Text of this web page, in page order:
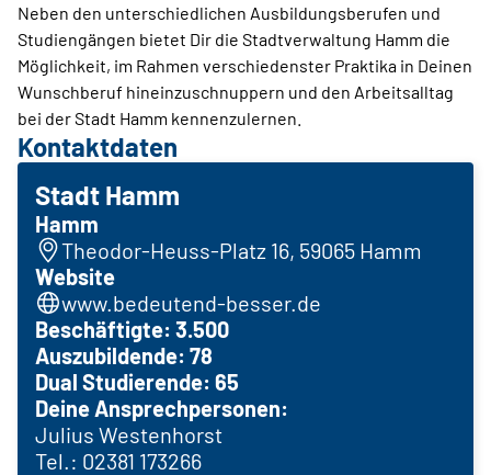
Neben den unterschiedlichen Ausbildungsberufen und
Studiengängen bietet Dir die Stadtverwaltung Hamm die
Möglichkeit, im Rahmen verschiedenster Praktika in Deinen
Wunschberuf hineinzuschnuppern und den Arbeitsalltag
bei der Stadt Hamm kennenzulernen.
Kontaktdaten
Stadt Hamm
Hamm
Theodor-Heuss-Platz 16, 59065 Hamm
Website
www.bedeutend-besser.de
Beschäftigte: 3.500
Auszubildende: 78
Dual Studierende: 65
Deine Ansprechpersonen:
Julius Westenhorst
Tel.: 02381 173266